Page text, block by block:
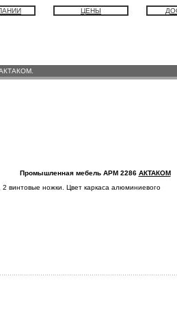
ЦЕНЫ
Промышленная мебель АРМ 2286 АКТАКОМ
винтовые ножки. Цвет каркаса алюминиевого